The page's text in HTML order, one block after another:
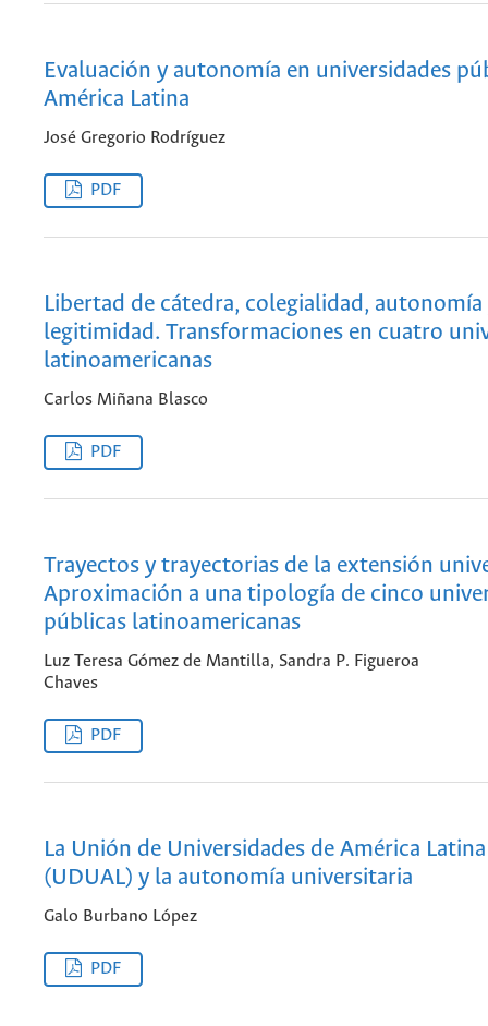
Evaluación y autonomía en universidades
América Latina
José Gregorio Rodríguez
PDF
Libertad de cátedra, colegialidad, autonomía
legitimidad. Transformaciones en cuatro
latinoamericanas
Carlos Miñana Blasco
PDF
Trayectos y trayectorias de la extensión
Aproximación a una tipología de cinco
públicas latinoamericanas
Luz Teresa Gómez de Mantilla, Sandra P. Figueroa
Chaves
PDF
La Unión de Universidades de América
(UDUAL) y la autonomía universitaria
Galo Burbano López
PDF